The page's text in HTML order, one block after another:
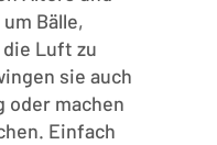
Bälle,
die Luft zu
sie auch
oder machen
Einfach